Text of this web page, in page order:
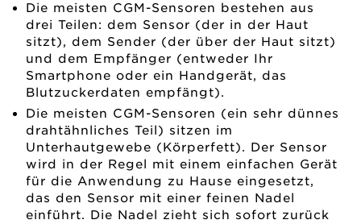
Die meisten CGM-Sensoren bestehen aus
drei Teilen: dem Sensor (der in der Haut
sitzt), dem Sender (der über der Haut sitzt)
und dem Empfänger (entweder Ihr
Smartphone oder ein Handgerät, das
Blutzuckerdaten empfängt).
Die meisten CGM-Sensoren (ein sehr dünnes
drahtähnliches Teil) sitzen im
Unterhautgewebe (Körperfett). Der Sensor
wird in der Regel mit einem einfachen Gerät
für die Anwendung zu Hause eingesetzt,
das den Sensor mit einer feinen Nadel
einführt. Die Nadel zieht sich sofort zurück